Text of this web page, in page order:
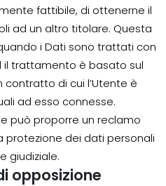
fattibile, di ottenerne il
ad un altro titolare. Questa
i Dati sono trattati con
trattamento è basato sul
contratto di cui l’Utente è
ad esso connesse.
può proporre un reclamo
protezione dei dati personali
giudiziale.
opposizione